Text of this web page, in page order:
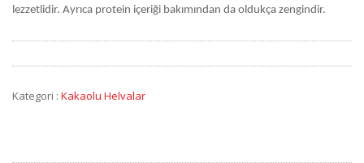
lezzetlidir. Ayrıca protein içeriği bakımından da oldukça zengindir.
Kategori : Kakaolu Helvalar